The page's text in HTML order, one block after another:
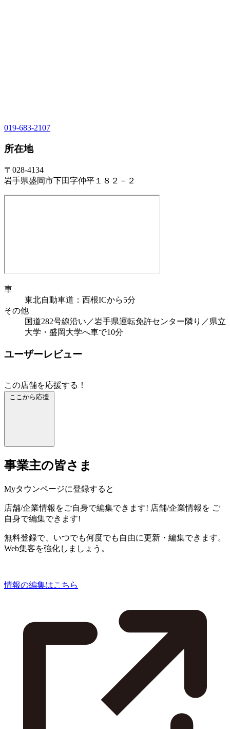
019-683-2107
所在地
〒028-4134
岩手県盛岡市下田字仲平１８２－２
車
東北自動車道：西根ICから5分
その他
国道282号線沿い／岩手県運転免許センター隣り／県立
大学・盛岡大学へ車で10分
ユーザーレビュー
この店舗を応援する！
ここから応援
事業主の皆さま
Myタウンページに登録すると
店舗/企業情報をご自身で編集できます! 店舗/企業情報を ご
自身で編集できます!
無料登録で、いつでも何度でも自由に更新・編集できます。
Web集客を強化しましょう。
情報の編集はこちら